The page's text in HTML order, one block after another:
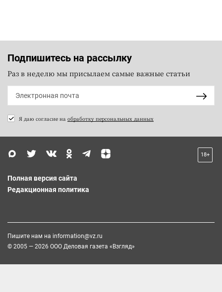
Подпишитесь на рассылку
Раз в неделю мы присылаем самые важные статьи
Я даю согласие на обработку персональных данных
18+
Полная версия сайта
Редакционная политика
Пишите нам на information@vz.ru
© 2005 — 2026 ООО Деловая газета «Взгляд»